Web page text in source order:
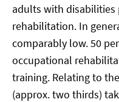
adults with
rehabilitation. In
comparably low. 50
occupational
training. Relating to
(approx. two thirds)